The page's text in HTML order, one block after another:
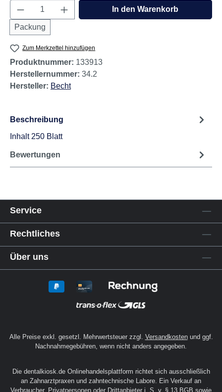
Produkt Anzahl: Gib den gewünschten
Packung
In den Warenkorb
Zum Merkzettel hinzufügen
Produktnummer: 133913
Herstellernummer: 34.2
Hersteller: Becht
Beschreibung
Inhalt 250 Blatt
Bewertungen
Service
Rechtliches
Über uns
Alle Preise exkl. gesetzl. Mehrwertsteuer zzgl. Versandkostenund ggf.
Nachnahmegebühren, wenn nicht anders angegeben.
Die dentalkiosk.de Onlinehandelsplattform richtet sich ausschließlich
an Zahnarztpraxen und zahntechnische Labore. Ein Verkauf an
Verbraucher, Privatpersonen oder Drittanbieter i. S. v. § 13 BGB sowie